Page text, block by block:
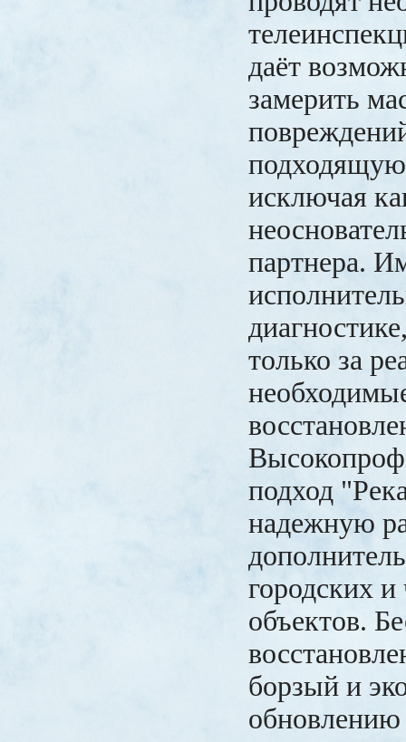
даёт
замерить
исключая
партнера.
только за
подход
надежную
городских
объектов.
борзый и
обновлению